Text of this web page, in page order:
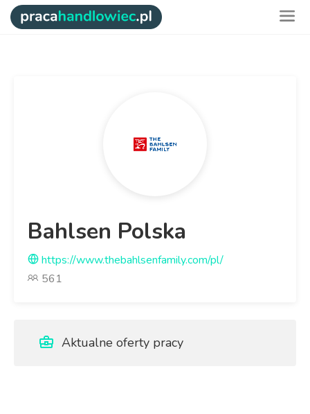
Bahlsen Polska
https://www.thebahlsenfamily.com/pl/
561
Aktualne oferty pracy